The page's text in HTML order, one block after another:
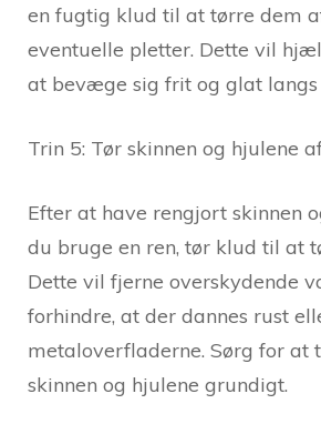
en fugtig klud til at tørre dem
eventuelle pletter. Dette vil
at bevæge sig frit og glat langs
Trin 5: Tør skinnen og hjulene
Efter at have rengjort skinnen
du bruge en ren, tør klud til at
Dette vil fjerne overskydende
forhindre, at der dannes rust
metaloverfladerne. Sørg for at
skinnen og hjulene grundigt.